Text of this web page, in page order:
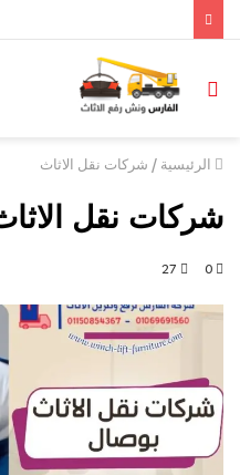
الرئيسية / شركات نقل الاثاث
شركات نقل
0
27